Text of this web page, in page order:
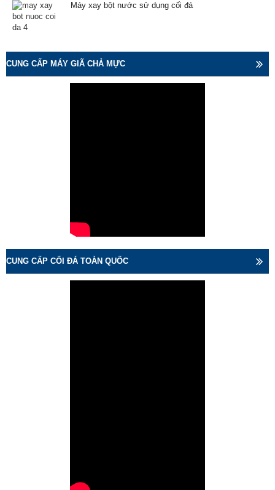
Máy xay bột nước sử dụng cối đá
CUNG CẤP MÁY GIÃ CHẢ MỰC
CUNG CẤP CỐI ĐÁ TOÀN QUỐC